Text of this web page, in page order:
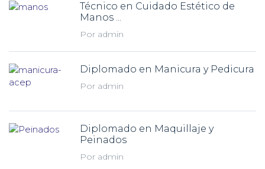
Técnico en Cuidado Estético de
Manos ...
Por admin
Diplomado en Manicura y Pedicura
Por admin
Diplomado en Maquillaje y
Peinados
Por admin